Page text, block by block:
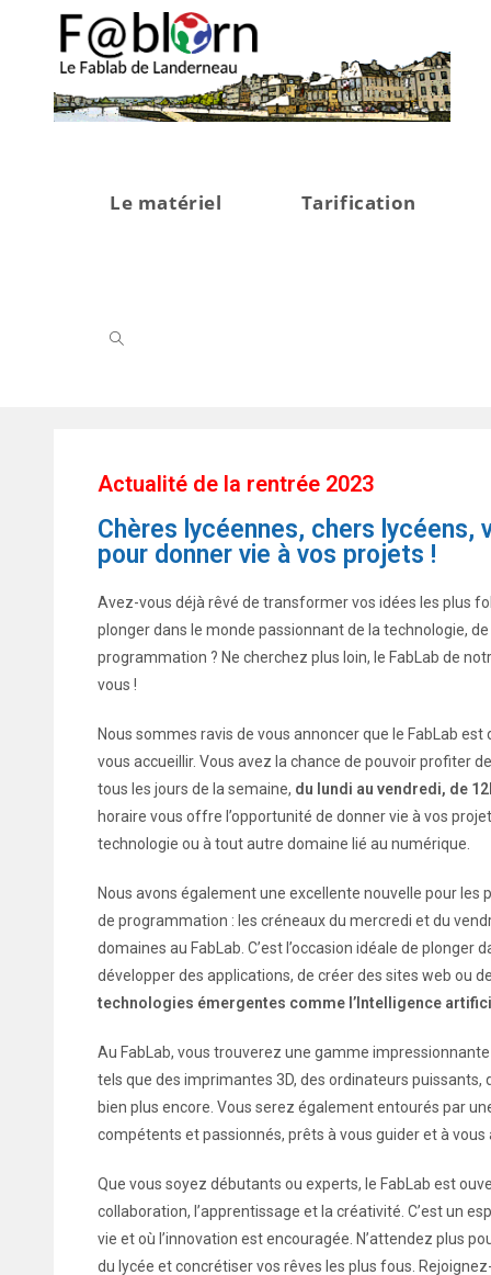
Le matériel Tarification
Actualité de la rentrée 2023
Chères lycéennes, chers lycéens,
pour donner vie à vos projets !
Avez-vous déjà rêvé de transformer vos idées les plus
plonger dans le monde passionnant de la technologie,
programmation ? Ne cherchez plus loin, le FabLab de
vous !
Nous sommes ravis de vous annoncer que le FabLab
vous accueillir. Vous avez la chance de pouvoir profiter
tous les jours de la semaine, du lundi au vendredi, de
horaire vous offre l’opportunité de donner vie à vos
technologie ou à tout autre domaine lié au numérique.
Nous avons également une excellente nouvelle pour les
de programmation : les créneaux du mercredi et du
domaines au FabLab. C’est l’occasion idéale de plonger
développer des applications, de créer des sites web ou
technologies émergentes comme l’Intelligence
Au FabLab, vous trouverez une gamme impressionnante
tels que des imprimantes 3D, des ordinateurs puissants,
bien plus encore. Vous serez également entourés par
compétents et passionnés, prêts à vous guider et à vous
Que vous soyez débutants ou experts, le FabLab est
collaboration, l’apprentissage et la créativité. C’est un
vie et où l’innovation est encouragée. N’attendez plus
du lycée et concrétiser vos rêves les plus fous.